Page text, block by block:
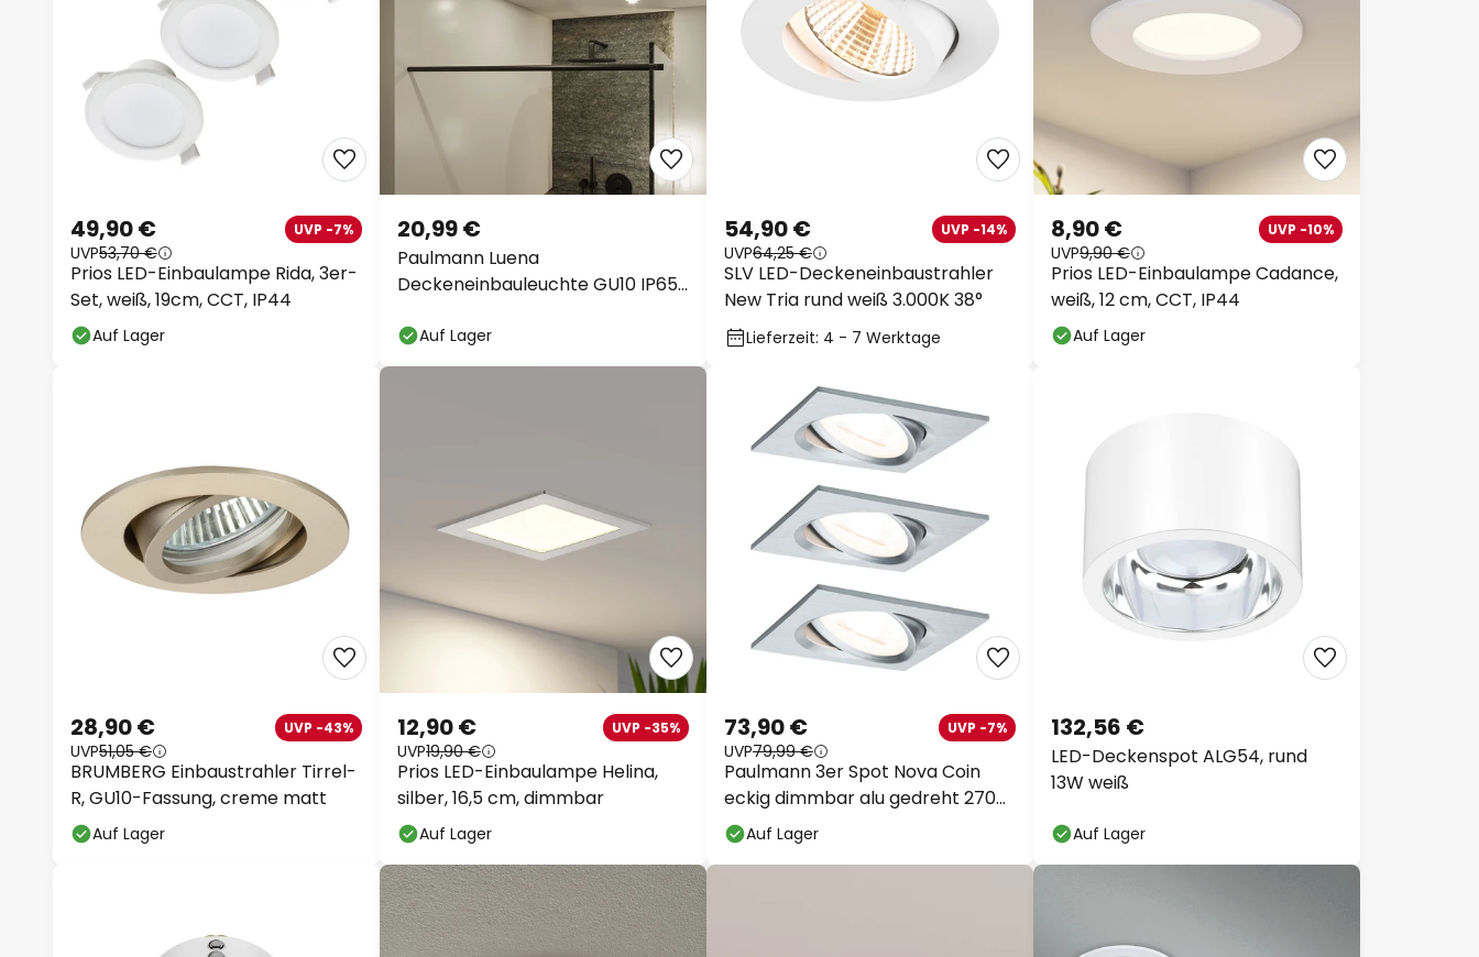
Prios LED-Einbaulampe Rida, 3er-
Set, weiß, 19cm, CCT, IP44
49,90 € UVP -7%
UVP53,70 €
Auf Lager
Paulmann Luena
Deckeneinbauleuchte GU10 IP65
20,99 €
Auf Lager
SLV LED-Deckeneinbaustrahler
New Tria rund weiß 3.000K 38°
54,90 € UVP -14%
UVP64,25 €
Lieferzeit: 4 - 7 Werktage
Prios LED-Einbaulampe Cadance,
weiß, 12 cm, CCT, IP44
8,90 € UVP -10%
UVP9,90 €
Auf Lager
BRUMBERG Einbaustrahler Tirrel-
R, GU10-Fassung, creme matt
28,90 € UVP -43%
UVP51,05 €
Auf Lager
Prios LED-Einbaulampe Helina,
silber, 16,5 cm, dimmbar
12,90 € UVP -35%
UVP19,90 €
Auf Lager
Paulmann 3er Spot Nova Coin
eckig dimmbar alu gedreht 2700
K
73,90 € UVP -7%
UVP79,99 €
Auf Lager
LED-Deckenspot ALG54, rund
13W weiß
132,56 €
Auf Lager